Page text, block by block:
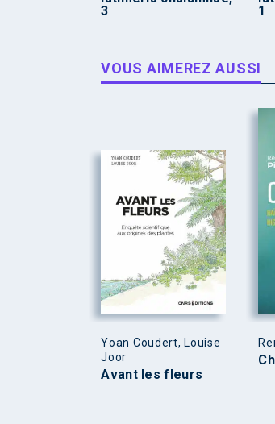
3
1
VOUS AIMEREZ AUSSI
Yoan Coudert, Louise
Joor
Avant les fleurs